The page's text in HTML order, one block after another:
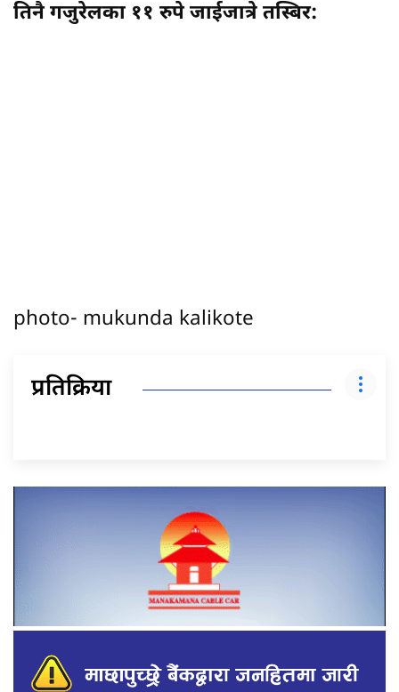
तिनै गजुरेलका ११ रुपे जाईजात्रे तस्बिर:
photo- mukunda kalikote
प्रतिक्रिया